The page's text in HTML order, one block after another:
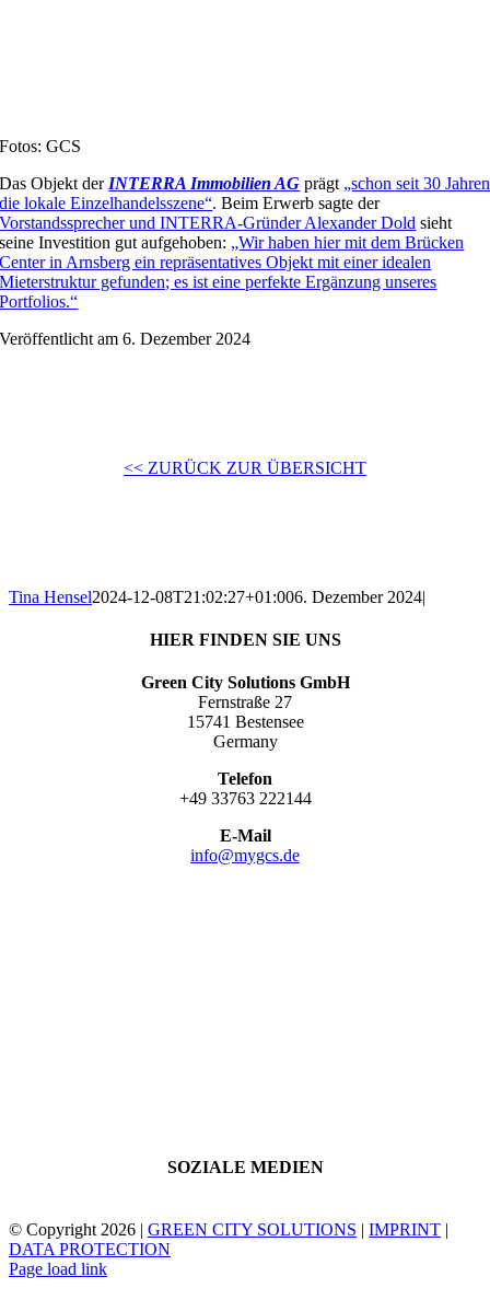
Fotos: GCS
Das Objekt der INTERRA Immobilien AG prägt „schon seit 30 Jahren
die lokale Einzelhandelsszene“. Beim Erwerb sagte der
Vorstandssprecher und INTERRA-Gründer Alexander Dold sieht
seine Investition gut aufgehoben: „Wir haben hier mit dem Brücken
Center in Arnsberg ein repräsentatives Objekt mit einer idealen
Mieterstruktur gefunden; es ist eine perfekte Ergänzung unseres
Portfolios.“
Veröffentlicht am 6. Dezember 2024
<< ZURÜCK ZUR ÜBERSICHT
Tina Hensel2024-12-08T21:02:27+01:006. Dezember 2024|
HIER FINDEN SIE UNS
Green City Solutions GmbH
Fernstraße 27
15741 Bestensee
Germany
Telefon
+49 33763 222144
E-Mail
info@mygcs.de
SOZIALE MEDIEN
© Copyright 2026 | GREEN CITY SOLUTIONS | IMPRINT |
DATA PROTECTION
Page load link